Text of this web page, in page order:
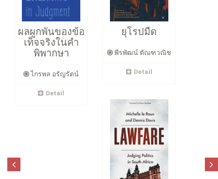
ผลผูกพันของข้อ
เท็จจริงในคำ
พิพากษา
ไกรพล อรัญรัตน์
Detail
ยุโรปมืด
พีรพัฒน์ ตัณฑวณิช
Detail